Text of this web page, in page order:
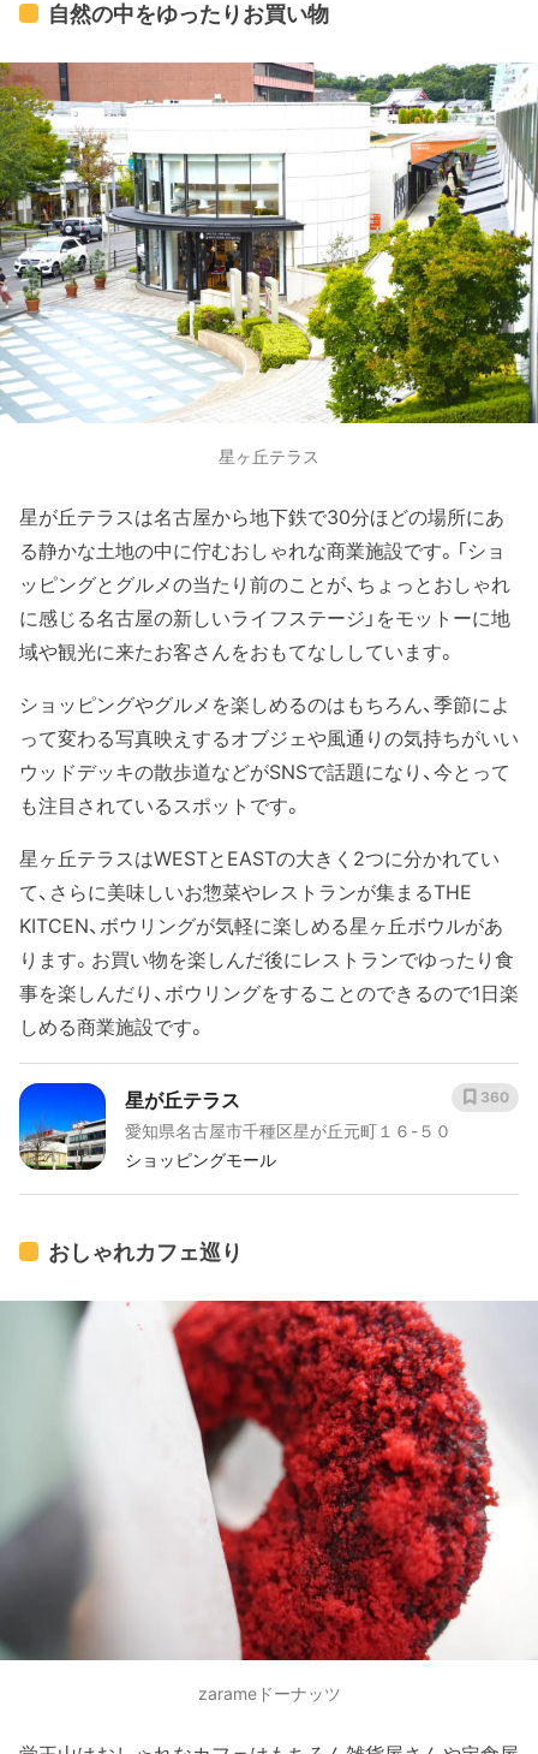
自然の中をゆったりお買い物
星ヶ丘テラス
星が丘テラスは名古屋から地下鉄で30分ほどの場所にあ
る静かな土地の中に佇むおしゃれな商業施設です。「ショ
ッピングとグルメの当たり前のことが、ちょっとおしゃれ
に感じる名古屋の新しいライフステージ」をモットーに地
域や観光に来たお客さんをおもてなししています。
ショッピングやグルメを楽しめるのはもちろん、季節によ
って変わる写真映えするオブジェや風通りの気持ちがいい
ウッドデッキの散歩道などがSNSで話題になり、今とって
も注目されているスポットです。
星ヶ丘テラスはWESTとEASTの大きく2つに分かれてい
て、さらに美味しいお惣菜やレストランが集まるTHE
KITCEN、ボウリングが気軽に楽しめる星ヶ丘ボウルがあ
ります。お買い物を楽しんだ後にレストランでゆったり食
事を楽しんだり、ボウリングをすることのできるので1日楽
しめる商業施設です。
星が丘テラス
愛知県名古屋市千種区星が丘元町１６-５０
ショッピングモール
360
おしゃれカフェ巡り
zarameドーナッツ